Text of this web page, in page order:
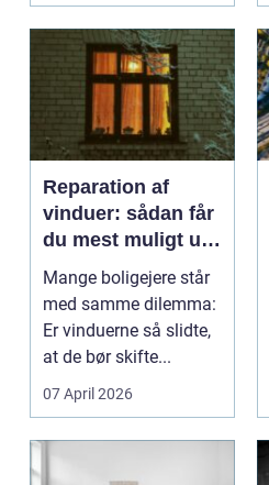
Reparation af
vinduer: sådan får
du mest muligt ud
af dine gamle
vinduer
Mange boligejere står
med samme dilemma:
Er vinduerne så slidte,
at de bør skifte...
07 April 2026